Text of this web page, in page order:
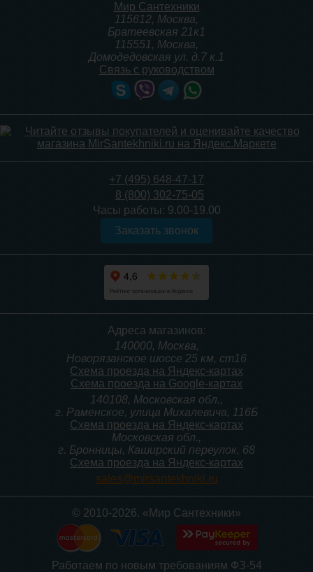
сверху
стальным креплением
3 250
Подробнее
Крышка-сиденье для
Подробнее
Крышка-сиденье для
4 900
унитаза Перка с
микролифтом
3 700
Крышка-сиденье для
унитаза Океан со стальным
унитаза Балтик со стальным
Мир Сантехники
115612, Москва,
Братеевская 21к1
115551, Москва,
Домодедовская ул. д.7 к.1
Связь с руководством
+7 (495) 648-47-17
8 (800) 302-75-05
Часы работы: 9.00-19.00
Заказать звонок
Адреса магазинов:
140000, Москва,
Новорязанское шоссе 25 км, ст16
Схема проезда на Яндекс-картах
Схема проезда на Google-картах
140108, Московская обл.,
г. Раменское, улица Михалевича, 116Б
Схема проезда на Яндекс-картах
Московская обл.,
г. Бронницы, Каширский переулок, 68
Схема проезда на Яндекс-картах
sales@mirsantekhniki.ru
© 2010-2026. «Мир Сантехники»
Работаем по новым требованиям ФЗ-54